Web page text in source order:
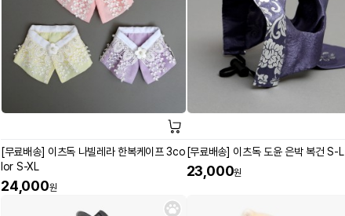
[무료배송] 이츠독 나빌레라 한복케이프 3co
lor S-XL
24,000원
[무료배송] 이츠독 도윤 은박 복건 S-L
23,000원